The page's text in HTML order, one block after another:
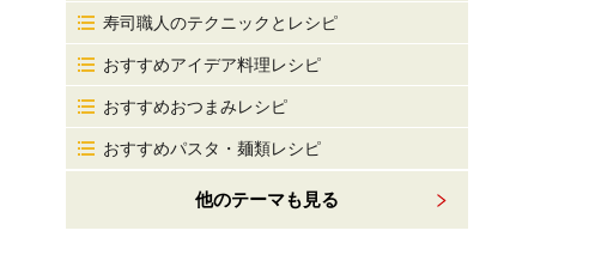
寿司職人のテクニックとレシピ
おすすめアイデア料理レシピ
おすすめおつまみレシピ
おすすめパスタ・麺類レシピ
他のテーマも見る